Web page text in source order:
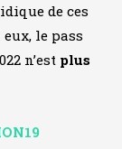
de ces
le pass
n’est plus